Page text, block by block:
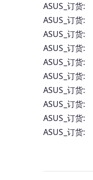
ASUS_订货:
ASUS_订货:
ASUS_订货:
ASUS_订货:
ASUS_订货:
ASUS_订货:
ASUS_订货:
ASUS_订货:
ASUS_订货:
ASUS_订货: